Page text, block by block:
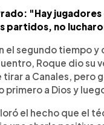
"Hay jugadores
partidos, no
el segundo tiempo
Roque dio su
a Canales, pero
a Dios y
el hecho que el